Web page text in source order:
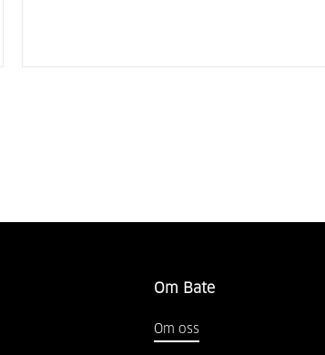
Om Bate
Om oss